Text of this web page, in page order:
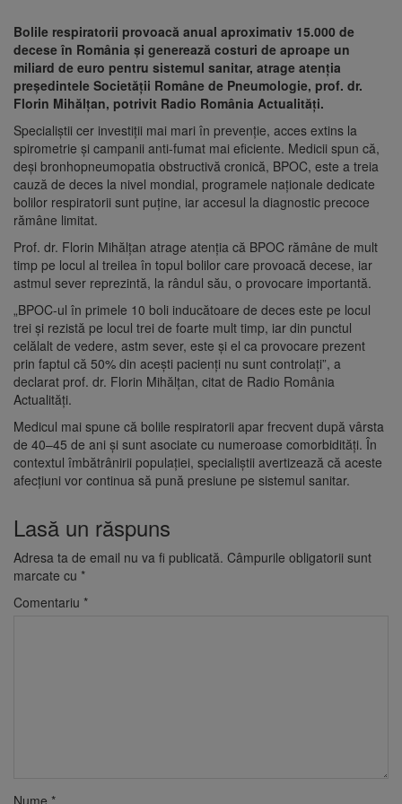
Bolile respiratorii provoacă anual aproximativ 15.000 de
decese în România și generează costuri de aproape un
miliard de euro pentru sistemul sanitar, atrage atenția
președintele Societății Române de Pneumologie, prof. dr.
Florin Mihălțan, potrivit Radio România Actualități.
Specialiștii cer investiții mai mari în prevenție, acces extins la
spirometrie și campanii anti-fumat mai eficiente. Medicii spun că,
deși bronhopneumopatia obstructivă cronică, BPOC, este a treia
cauză de deces la nivel mondial, programele naționale dedicate
bolilor respiratorii sunt puține, iar accesul la diagnostic precoce
rămâne limitat.
Prof. dr. Florin Mihălțan atrage atenția că BPOC rămâne de mult
timp pe locul al treilea în topul bolilor care provoacă decese, iar
astmul sever reprezintă, la rândul său, o provocare importantă.
„BPOC-ul în primele 10 boli inducătoare de deces este pe locul
trei și rezistă pe locul trei de foarte mult timp, iar din punctul
celălalt de vedere, astm sever, este și el ca provocare prezent
prin faptul că 50% din acești pacienți nu sunt controlați”, a
declarat prof. dr. Florin Mihălțan, citat de Radio România
Actualități.
Medicul mai spune că bolile respiratorii apar frecvent după vârsta
de 40–45 de ani și sunt asociate cu numeroase comorbidități. În
contextul îmbătrânirii populației, specialiștii avertizează că aceste
afecțiuni vor continua să pună presiune pe sistemul sanitar.
Lasă un răspuns
Adresa ta de email nu va fi publicată. Câmpurile obligatorii sunt
marcate cu *
Comentariu *